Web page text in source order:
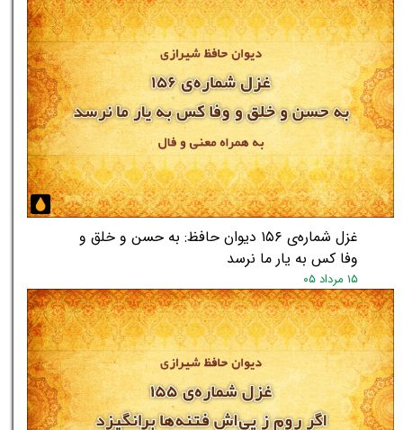
★★
غزل شماره‌ی ۱۵۶ دیوان حافظ: به حسن و خلق و
وفا کس به یار ما نرسد
۱۵ مرداد ۰۵